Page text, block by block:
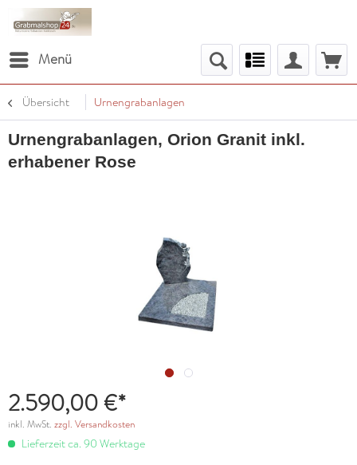
Menü
Übersicht Urnengrabanlagen
Urnengrabanlagen, Orion Granit inkl.
erhabener Rose
2.590,00 €*
inkl. MwSt. zzgl. Versandkosten
Lieferzeit ca. 90 Werktage